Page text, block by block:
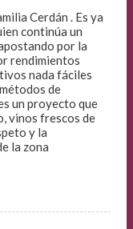
Cerdán . Es ya
continúa un
por la
rendimientos
nada fáciles
de
un proyecto que
vinos frescos de
y la
la zona